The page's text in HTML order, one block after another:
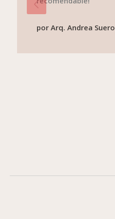
por Arq. Andrea Suero